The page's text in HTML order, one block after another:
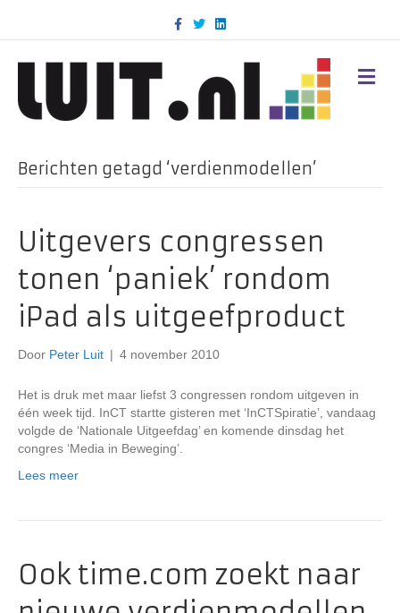
c
k
T
w
i
n
d
M
E
Berichten getagd ‘verdienmodellen’
Uitgevers congressen
tonen ‘paniek’ rondom
iPad als uitgeefproduct
Door Peter Luit | 4 november 2010
Het is druk met maar liefst 3 congressen rondom uitgeven in
één week tijd. InCT startte gisteren met ‘InCTSpiratie’, vandaag
volgde de ‘Nationale Uitgeefdag’ en komende dinsdag het
congres ‘Media in Beweging’.
Lees meer
Ook time.com zoekt naar